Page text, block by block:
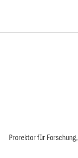
Prorektor für